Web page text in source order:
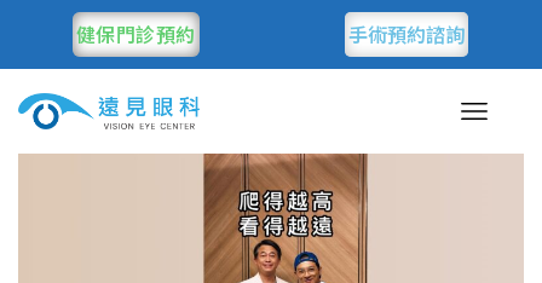
健保門診預約 手術預約諮詢